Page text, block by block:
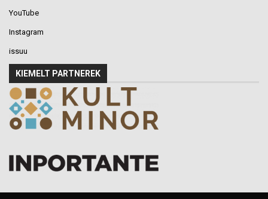
YouTube
Instagram
issuu
KIEMELT PARTNEREK